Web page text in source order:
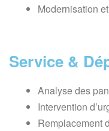
Modernisation
Service &
Analyse des
Intervention
Remplacement